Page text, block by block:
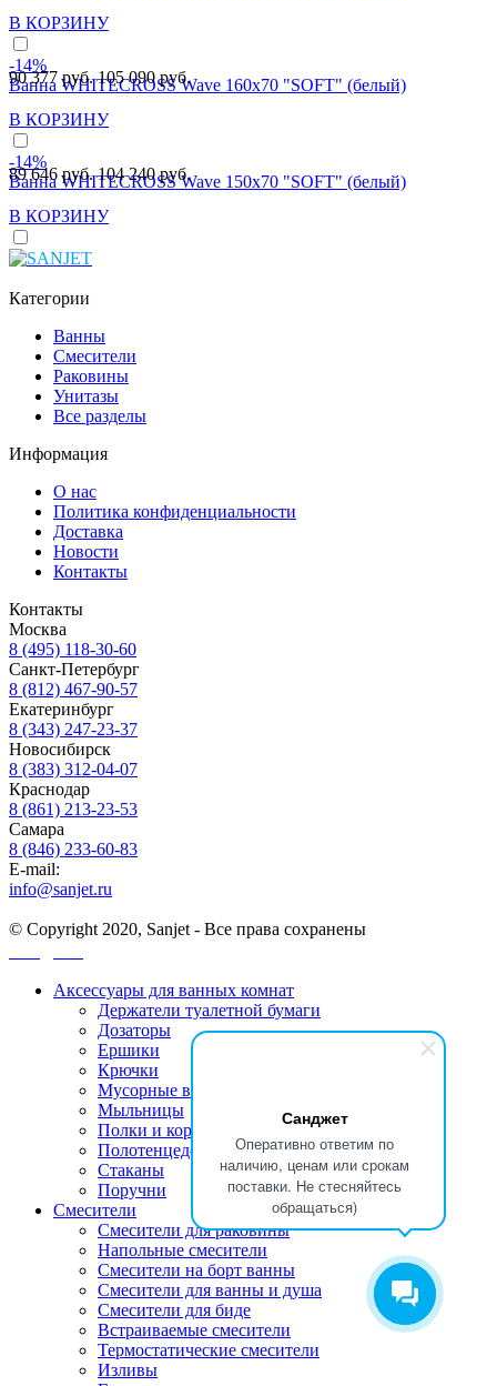
Санджет
Оперативно ответим по
наличию, ценам или срокам
поставки. Не стесняйтесь
обращаться)
В КОРЗИНУ
-14%
Ванна WHITECROSS Wave 160x70 "SOFT" (белый)
90 377 руб.105 090 руб.
В КОРЗИНУ
-14%
Ванна WHITECROSS Wave 150x70 "SOFT" (белый)
89 646 руб.104 240 руб.
В КОРЗИНУ
Категории
Ванны
Смесители
Раковины
Унитазы
Все разделы
Информация
О нас
Политика конфиденциальности
Доставка
Новости
Контакты
Контакты
Москва
8 (495) 118-30-60
Санкт-Петербург
8 (812) 467-90-57
Екатеринбург
8 (343) 247-23-37
Новосибирск
8 (383) 312-04-07
Краснодар
8 (861) 213-23-53
Самара
8 (846) 233-60-83
E-mail:
info@sanjet.ru
© Copyright 2020, Sanjet - Все права сохранены
Аксессуары для ванных комнат
Держатели туалетной бумаги
Дозаторы
Ершики
Крючки
Мусорные ведра
Мыльницы
Полки и корзинки
Полотенцедержатели
Стаканы
Поручни
Смесители
Смесители для раковины
Напольные смесители
Смесители на борт ванны
Смесители для ванны и душа
Смесители для биде
Встраиваемые смесители
Термостатические смесители
Изливы